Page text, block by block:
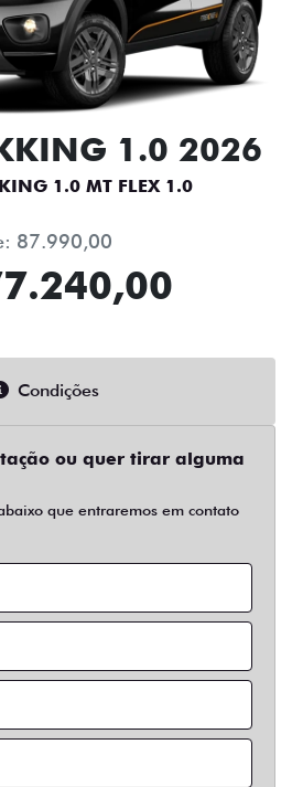
1.0 2026
1.0 MT FLEX 1.0
87.990,00
Condições
ou quer tirar alguma
que entraremos em contato